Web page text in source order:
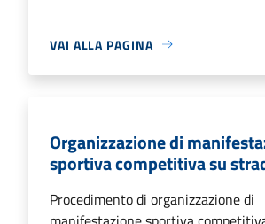
VAI ALLA PAGINA
Organizzazione di
sportiva competitiva su
Procedimento di organizzazione di